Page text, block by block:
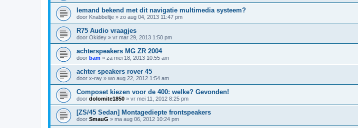
Iemand bekend met dit navigatie multimedia systeem?
door Knabbeltje » zo aug 04, 2013 11:47 pm
R75 Audio vraagjes
door Okidey » vr mar 29, 2013 1:50 pm
achterspeakers MG ZR 2004
door bam » za mei 18, 2013 10:55 am
achter speakers rover 45
door x-ray » wo aug 22, 2012 1:54 am
Composet kiezen voor de 400: welke? Gevonden!
door dolomite1850 » vr mei 11, 2012 8:25 pm
[ZS/45 Sedan] Montagediepte frontspeakers
door SmauG » ma aug 06, 2012 10:24 pm